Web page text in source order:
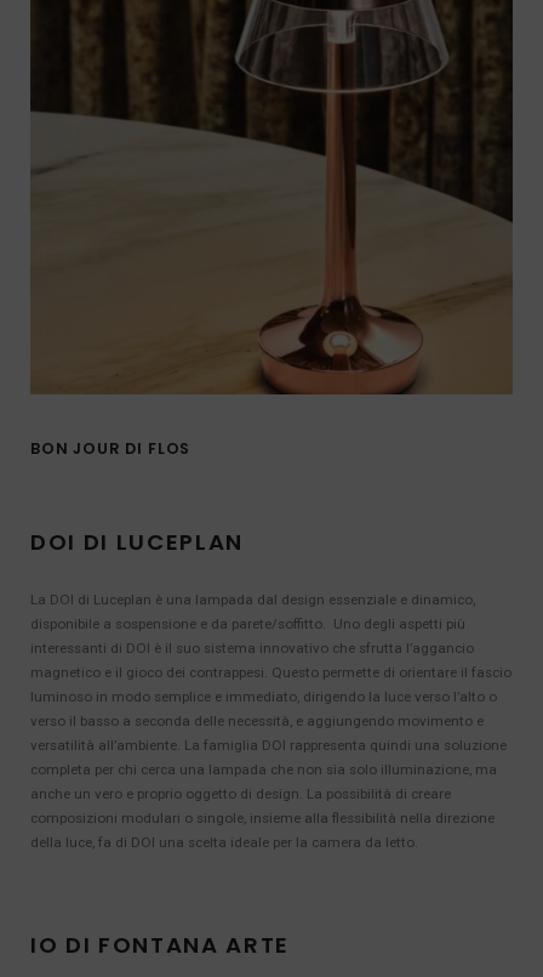
BON JOUR DI FLOS
DOI DI LUCEPLAN
La DOI di Luceplan è una lampada dal design essenziale e dinamico,
disponibile a sospensione e da parete/soffitto. Uno degli aspetti più
interessanti di DOI è il suo sistema innovativo che sfrutta l’aggancio
magnetico e il gioco dei contrappesi. Questo permette di orientare il fascio
luminoso in modo semplice e immediato, dirigendo la luce verso l’alto o
verso il basso a seconda delle necessità, e aggiungendo movimento e
versatilità all’ambiente. La famiglia DOI rappresenta quindi una soluzione
completa per chi cerca una lampada che non sia solo illuminazione, ma
anche un vero e proprio oggetto di design. La possibilità di creare
composizioni modulari o singole, insieme alla flessibilità nella direzione
della luce, fa di DOI una scelta ideale per la camera da letto.
IO DI FONTANA ARTE